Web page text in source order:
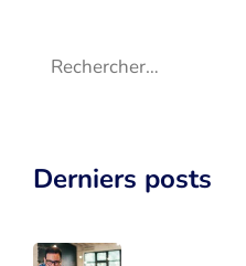
Rechercher :
Derniers posts